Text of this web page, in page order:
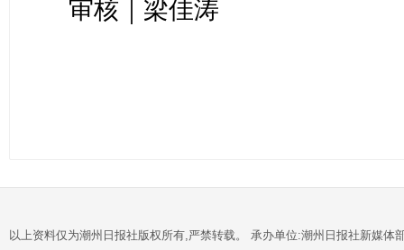
审核｜梁佳涛
以上资料仅为潮州日报社版权所有,严禁转载。 承办单位:潮州日报社新媒体